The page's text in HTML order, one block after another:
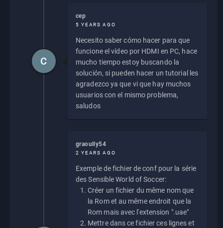
cep
5 YEARS AGO
Necesito saber cómo hacer para que
funcione el vídeo por HDMI en PC, hace
mucho tiempo estoy buscando la
solución, si pueden hacer un tutorial les
agradezco ya que vi que hay muchos
usuarios con el mismo problema,
saludos
C
graoully54
2 YEARS AGO
Exemple de fichier de conf pour la série
des Sensible World of Soccer:
Créer un fichier du même nom que
la Rom et au même endroit que la
Rom mais avec l'extension ".uae"
Mettre dans ce fichier ces lignes et